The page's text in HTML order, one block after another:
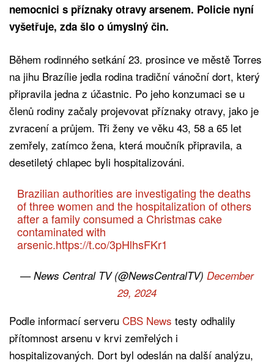
nemocnici s příznaky otravy arsenem. Policie nyní
vyšetřuje, zda šlo o úmyslný čin.
Během rodinného setkání 23. prosince ve městě Torres
na jihu Brazílie jedla rodina tradiční vánoční dort, který
připravila jedna z účastnic. Po jeho konzumaci se u
členů rodiny začaly projevovat příznaky otravy, jako je
zvracení a průjem. Tři ženy ve věku 43, 58 a 65 let
zemřely, zatímco žena, která moučník připravila, a
desetiletý chlapec byli hospitalizováni.
Brazilian authorities are investigating the deaths
of three women and the hospitalization of others
after a family consumed a Christmas cake
contaminated with
arsenic.https://t.co/3pHlhsFKr1
— News Central TV (@NewsCentralTV) December
29, 2024
Podle informací serveru CBS News testy odhalily
přítomnost arsenu v krvi zemřelých i
hospitalizovaných. Dort byl odeslán na další analýzu,